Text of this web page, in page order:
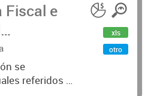
Fiscal e
se
referidos a
xls
otro